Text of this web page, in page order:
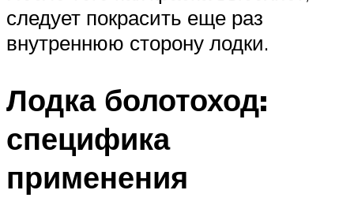
следует покрасить еще раз
внутреннюю сторону лодки.
Лодка болотоход:
специфика
применения